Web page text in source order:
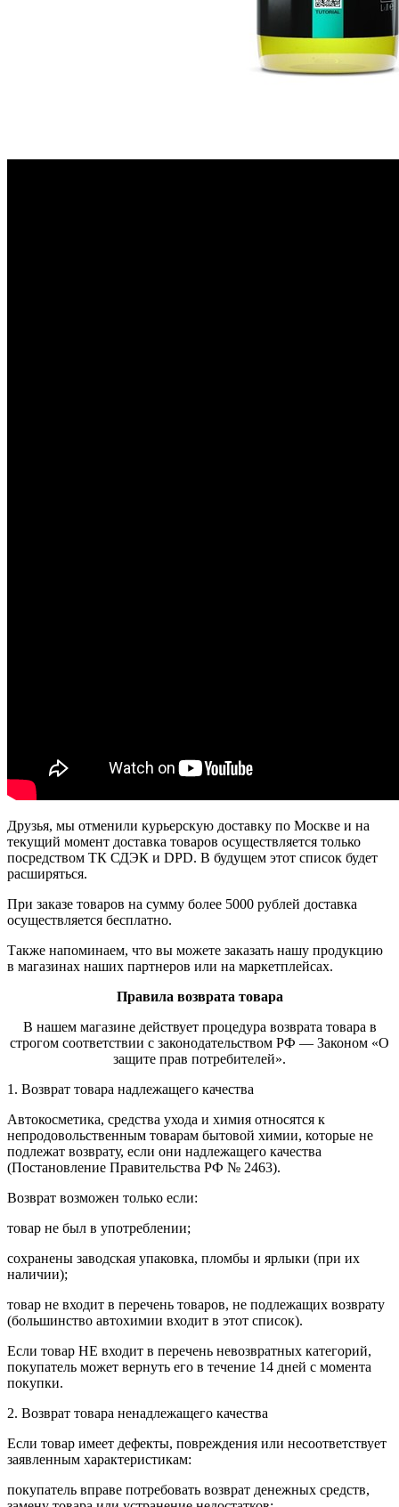
Друзья, мы отменили курьерскую доставку по Москве и на
текущий момент доставка товаров осуществляется только
посредством ТК СДЭК и DPD. В будущем этот список будет
расширяться.
При заказе товаров на сумму более 5000 рублей доставка
осуществляется бесплатно.
Также напоминаем, что вы можете заказать нашу продукцию
в магазинах наших партнеров или на маркетплейсах.
Правила возврата товара
В нашем магазине действует процедура возврата товара в
строгом соответствии с законодательством РФ — Законом «О
защите прав потребителей».
1. Возврат товара надлежащего качества
Автокосметика, средства ухода и химия относятся к
непродовольственным товарам бытовой химии, которые не
подлежат возврату, если они надлежащего качества
(Постановление Правительства РФ № 2463).
Возврат возможен только если:
товар не был в употреблении;
сохранены заводская упаковка, пломбы и ярлыки (при их
наличии);
товар не входит в перечень товаров, не подлежащих возврату
(большинство автохимии входит в этот список).
Если товар НЕ входит в перечень невозвратных категорий,
покупатель может вернуть его в течение 14 дней с момента
покупки.
2. Возврат товара ненадлежащего качества
Если товар имеет дефекты, повреждения или несоответствует
заявленным характеристикам:
покупатель вправе потребовать возврат денежных средств,